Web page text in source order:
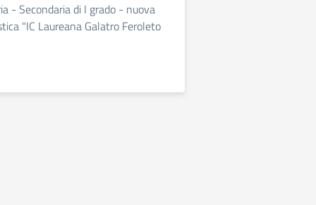
- Secondaria di I grado - nuova
"IC Laureana Galatro Feroleto